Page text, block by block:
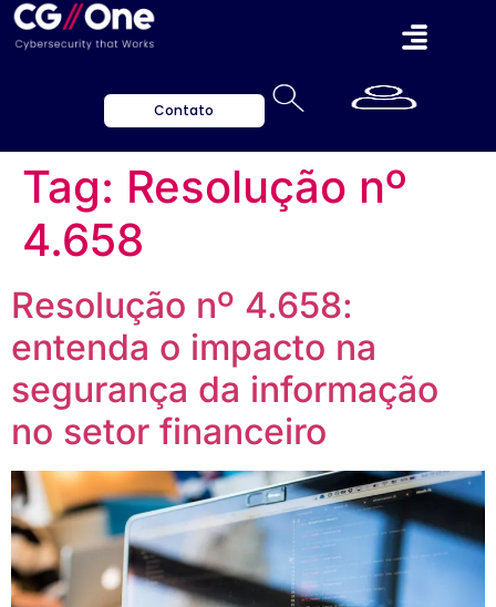
Contato
Tag: Resolução nº
4.658
Resolução nº 4.658:
entenda o impacto na
segurança da informação
no setor financeiro